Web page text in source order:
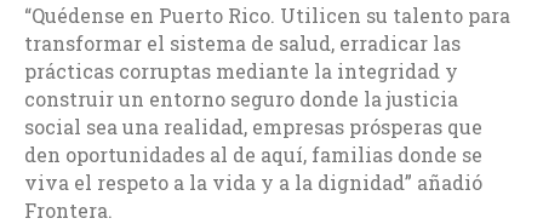
“Quédense en Puerto Rico. Utilicen su talento para
transformar el sistema de salud, erradicar las
prácticas corruptas mediante la integridad y
construir un entorno seguro donde la justicia
social sea una realidad, empresas prósperas que
den oportunidades al de aquí, familias donde se
viva el respeto a la vida y a la dignidad” añadió
Frontera.